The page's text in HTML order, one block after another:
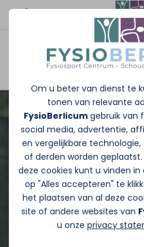
Om u beter van dienst te
tonen van relevante
FysioBerlicumgebruik van
social media, advertentie,
en vergelijkbare technologie,
of derden worden
deze cookies kunt u vinden in
op "Alles accepteren" te
het plaatsen van al deze
site of andere websites van
u onze privacy
Afspraak maken